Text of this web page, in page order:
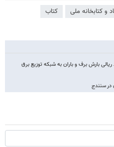
و کتابخانه ملی کتاب
بر ۳ هزار و ۶۹۰ میلیارد ریالی بارش برف و باران به شبکه توزیع برق
در سنندج